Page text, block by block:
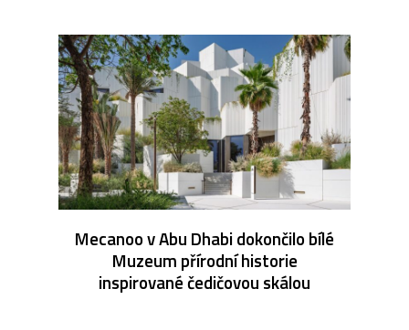
Mecanoo v Abu Dhabi dokončilo bílé
Muzeum přírodní historie
inspirované čedičovou skálou